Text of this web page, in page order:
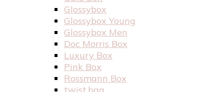
Glossybox
Glossybox Young
Glossybox Men
Doc Morris Box
Luxury Box
Pink Box
Rossmann Box